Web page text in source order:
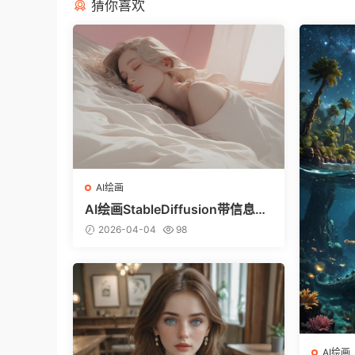
猜你喜欢
AI绘画
AI绘画StableDiffusion带信息样
图（civitai.com网站精选）-躺在
2026-04-04 98
AI绘画